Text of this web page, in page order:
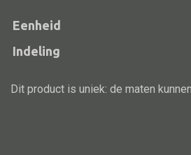
Bank hout
Bank IJzer
Eenheid
Indeling
Dit product is uniek: de maten